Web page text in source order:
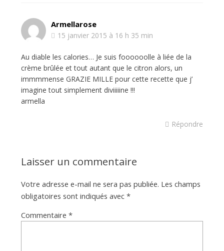
Armellarose
15 janvier 2015 à 16 h 35 min
Au diable les calories… Je suis foooooolle à liée de la
crème brûlée et tout autant que le citron alors, un
immmmense GRAZIE MILLE pour cette recette que j’
imagine tout simplement diviiiiine !!!
armella
Répondre
Laisser un commentaire
Votre adresse e-mail ne sera pas publiée. Les champs
obligatoires sont indiqués avec *
Commentaire *